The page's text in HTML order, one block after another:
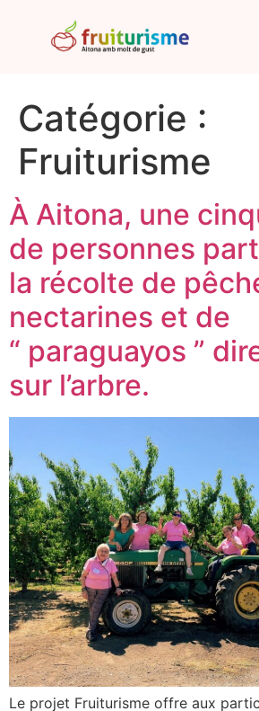
Catégorie :
Fruiturisme
À Aitona, une
de personnes
la récolte de
nectarines et de
“ paraguayos ”
sur l’arbre.
Le projet Fruiturisme offre aux